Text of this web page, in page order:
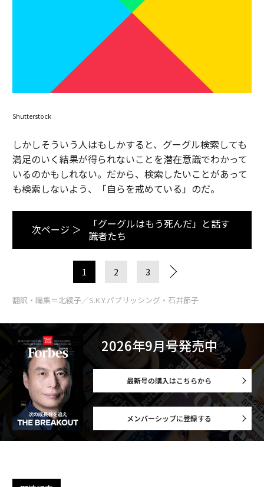
Shutterstock
しかしそういう人はもしかすると、グーグル検索しても
満足のいく結果が得られないことを潜在意識でわかって
いるのかもしれない。だから、検索したいことがあって
も検索しないよう、「自らを戒めている」のだ。
次ページ ＞
「グーグルはもう死んだ」と話す
識者たち
1 2 3
翻訳・編集＝北綾子／S.K.Y.パブリッシング・石井節子
2026年9月号発売中
最新号の購入はこちらから
メンバーシップに登録する